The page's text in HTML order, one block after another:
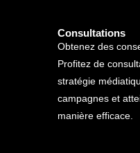
Consultations
Obtenez des
Profitez de
stratégie
campagnes et
manière efficace.